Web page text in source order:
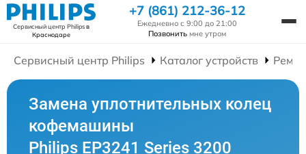
Сервисный центр Philipsв
Краснодаре
+7 (861) 212-36-12
Ежедневно с 9:00 до 21:00
Позвонить мне утром
Сервисный центр Philips Каталог устройств
Замена уплотнительных колец
кофемашины
Philips EP3241 Series 3200